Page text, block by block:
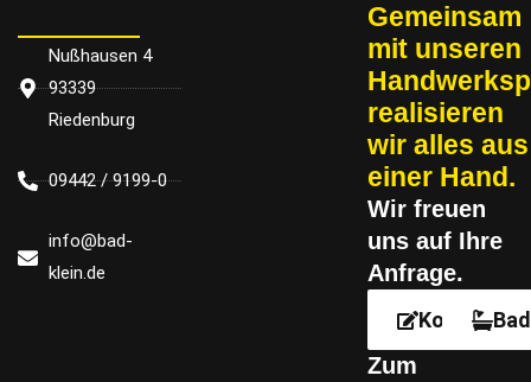
Nußhausen 4
93339
Riedenburg
09442 / 9199-0
info@bad-
klein.de
Gemeinsam
mit un­se­ren
re­a­li­sie­ren
wir alles aus
einer Hand.
Wir freu­en
uns auf Ihre
Anfrage.
Kontakt
Zum